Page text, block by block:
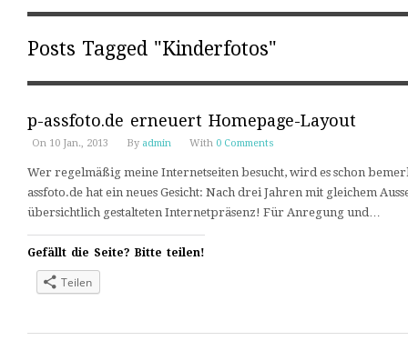
Posts Tagged "Kinderfotos"
p-assfoto.de erneuert Homepage-Layout
On 10 Jan., 2013 By admin With 0 Comments
Wer regelmäßig meine Internetseiten besucht, wird es schon
assfoto.de hat ein neues Gesicht: Nach drei Jahren mit gleichem
übersichtlich gestalteten Internetpräsenz! Für Anregung und…
Gefällt die Seite? Bitte teilen!
Teilen